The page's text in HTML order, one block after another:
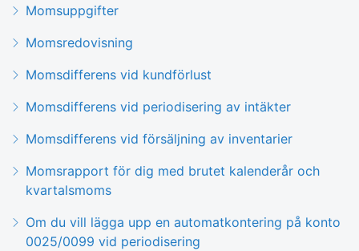
Momsuppgifter
Momsredovisning
Momsdifferens vid kundförlust
Momsdifferens vid periodisering av intäkter
Momsdifferens vid försäljning av inventarier
Momsrapport för dig med brutet kalenderår och
kvartalsmoms
Om du vill lägga upp en automatkontering på konto
0025/0099 vid periodisering